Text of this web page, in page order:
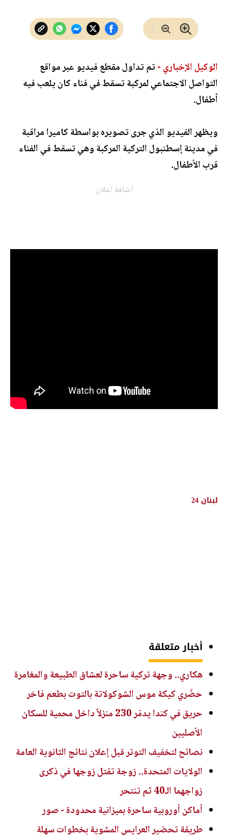
الوكيل الإخباري -تم تداول مقطع فيديو عبر مواقع
التواصل الاجتماعي لمركبة تسقط في فناء كان يلعب فيه
أطفال.
ويظهر الفيديو الذي جرى تصويره بواسطة كاميرا مراقبة
في مدينة إسطنبول التركية المركبة وهي تسقط في الفناء
قرب الأطفال.
اضافة اعلان
لبنان 24
أخبار متعلقة
هكاري.. وجهة تركية ساحرة لعشاق الطبيعة والمغامرة
حضّري كيكة موس الشوكولاتة بالتوت بطعم فاخر
حريق في كندا يدمّر 230 منزلاً داخل محمية للسكان
الأصليين
نصائح لتخفيف التوتر قبل إعلان نتائج الثانوية العامة
الولايات المتحدة.. زوجة تقتل زوجها في ذكرى
زواجهما الـ40 ثم تنتحر
أماكن أوروبية ساحرة بميزانية محدودة - صور
طريقة تحضير العرايس المشوية بخطوات سهلة